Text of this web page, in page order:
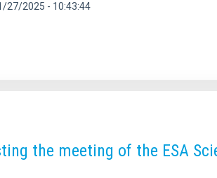
27/2025 - 10:43:44
the meeting of the ESA